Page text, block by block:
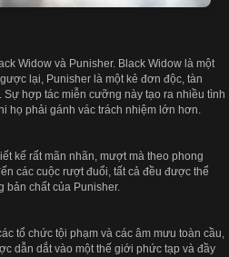
Widow và Punisher. Black Widow là một
lại, Punisher là một kẻ đơn độc, tàn
hợp tác miễn cưỡng này tạo ra nhiều tình
họ phải gánh vác trách nhiệm lớn hơn.
kế rất mãn nhãn, mượt mà theo phong
các cuộc rượt đuổi, tất cả đều được thể
bản chất của Punisher.
tổ chức tội phạm và các âm mưu toàn cầu,
dẫn dắt vào một thế giới phức tạp và đầy